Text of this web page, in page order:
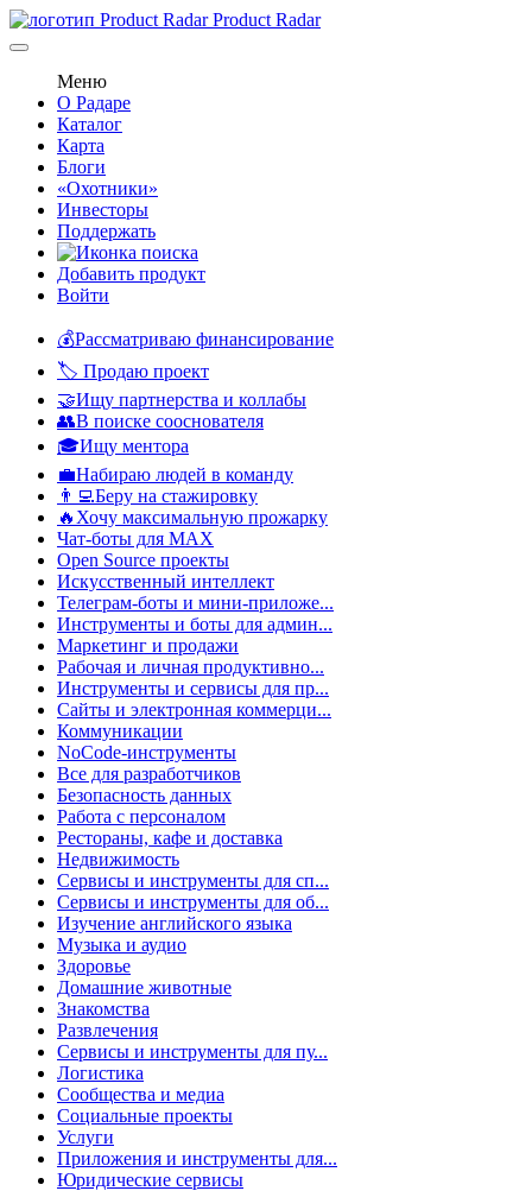
Product Radar
Меню
О Радаре
Каталог
Карта
Блоги
«Охотники»
Инвесторы
Поддержать
Добавить продукт
Войти
💰Рассматриваю финансирование
🏷️ Продаю проект
🤝Ищу партнерства и коллабы
👥В поиске сооснователя
🎓Ищу ментора
💼Набираю людей в команду
👨‍💻Беру на стажировку
🔥Хочу максимальную прожарку
Чат-боты для MAX
Open Source проекты
Искусственный интеллект
Телеграм-боты и мини-приложе...
Инструменты и боты для админ...
Маркетинг и продажи
Рабочая и личная продуктивно...
Инструменты и сервисы для пр...
Сайты и электронная коммерци...
Коммуникации
NoCode-инструменты
Все для разработчиков
Безопасность данных
Работа с персоналом
Рестораны, кафе и доставка
Недвижимость
Сервисы и инструменты для сп...
Сервисы и инструменты для об...
Изучение английского языка
Музыка и аудио
Здоровье
Домашние животные
Знакомства
Развлечения
Сервисы и инструменты для пу...
Логистика
Сообщества и медиа
Социальные проекты
Услуги
Приложения и инструменты для...
Юридические сервисы